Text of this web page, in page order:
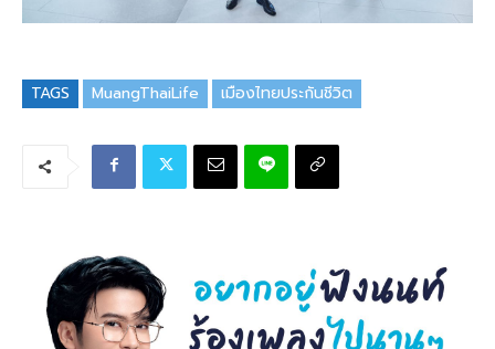
TAGS MuangThaiLife เมืองไทยประกันชีวิต